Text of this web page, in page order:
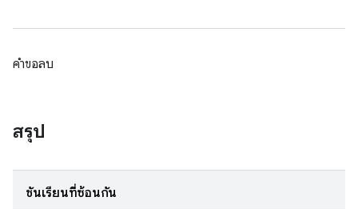
คำขอลบ
สรุป
ชั้นเรียนที่ซ้อนกัน